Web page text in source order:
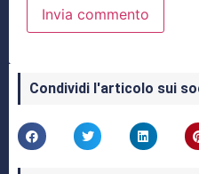
Condividi l'articolo sui